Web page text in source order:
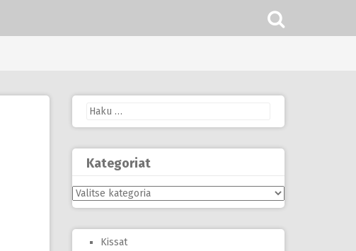
Haku:
Kategoriat
Kategoriat
Kissat